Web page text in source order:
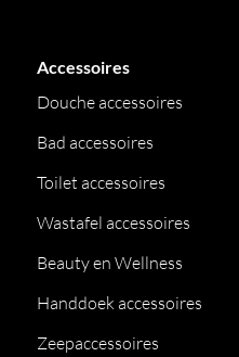
Accessoires
Douche accessoires
Bad accessoires
Toilet accessoires
Wastafel accessoires
Beauty en Wellness
Handdoek accessoires
Zeepaccessoires